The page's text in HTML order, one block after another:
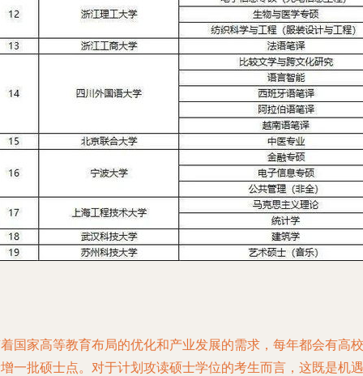
国家高等教育布局的优化和产业发展的需求，每年都会有高校
一批硕士点。对于计划攻读硕士学位的考生而言，这既是机遇